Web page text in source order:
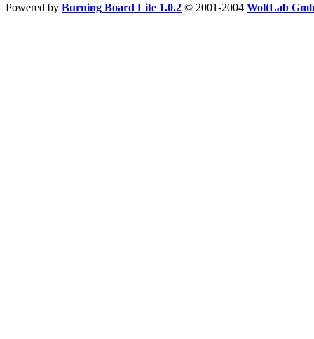
Powered by Burning Board Lite 1.0.2 © 2001-2004 WoltLab